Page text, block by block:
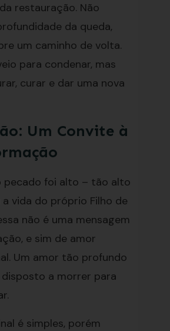
restauração. Não
da queda,
um caminho de volta.
para condenar, mas
curar e dar uma nova
Um Convite à
pecado foi alto – tão alto
vida do próprio Filho de
não é uma mensagem
e sim de amor
Um amor tão profundo
a morrer para
é simples, porém